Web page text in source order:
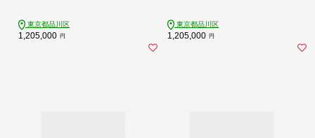
東京都品川区
1,205,000 円
東京都品川区
1,205,000 円